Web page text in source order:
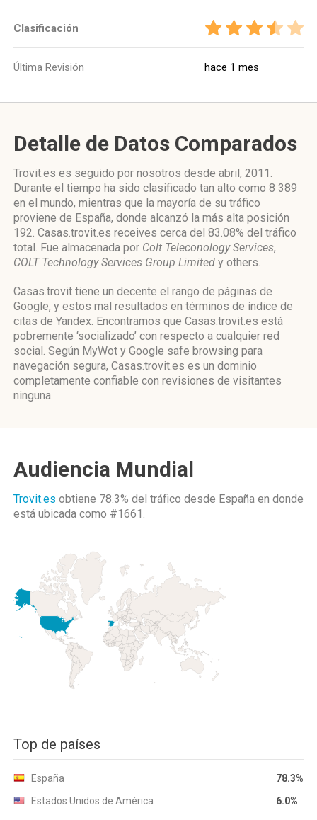
Clasificación
Última Revisión hace 1 mes
Detalle de Datos Comparados
Trovit.es es seguido por nosotros desde abril, 2011.
Durante el tiempo ha sido clasificado tan alto como 8 389
en el mundo, mientras que la mayoría de su tráfico
proviene de España, donde alcanzó la más alta posición
192. Casas.trovit.es receives cerca del 83.08% del tráfico
total. Fue almacenada por Colt Teleconology Services,
COLT Technology Services Group Limited y others.
Casas.trovit tiene un decente el rango de páginas de
Google, y estos mal resultados en términos de índice de
citas de Yandex. Encontramos que Casas.trovit.es está
pobremente ‘socializado’ con respecto a cualquier red
social. Según MyWot y Google safe browsing para
navegación segura, Casas.trovit.es es un dominio
completamente confiable con revisiones de visitantes
ninguna.
Audiencia Mundial
Trovit.es obtiene 78.3% del tráfico desde España en donde
está ubicada como #1661.
Top de países
España
78.3%
Estados Unidos de América
6.0%